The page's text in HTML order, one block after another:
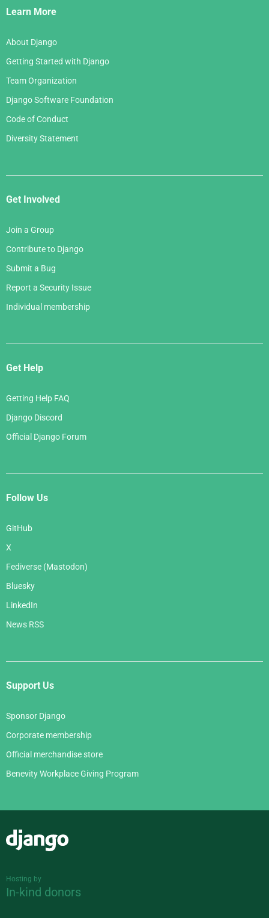
Links
Learn More
About Django
Getting Started with Django
Team Organization
Django Software Foundation
Code of Conduct
Diversity Statement
Get Involved
Join a Group
Contribute to Django
Submit a Bug
Report a Security Issue
Individual membership
Get Help
Getting Help FAQ
Django Discord
Official Django Forum
Follow Us
GitHub
X
Fediverse (Mastodon)
Bluesky
LinkedIn
News RSS
Support Us
Sponsor Django
Corporate membership
Official merchandise store
Benevity Workplace Giving Program
Hosting by
In-kind donors